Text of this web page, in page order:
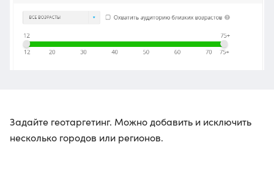
Задайте геотаргетинг. Можно добавить и исключить
несколько городов или регионов.